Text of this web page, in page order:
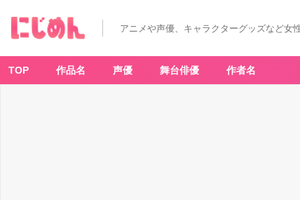
アニメや声優、キャラクターグッズなど女
TOP 作品名 声優 舞台俳優 作者名